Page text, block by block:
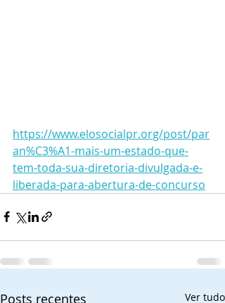
https://www.elosocialpr.org/post/par
an%C3%A1-mais-um-estado-que-
tem-toda-sua-diretoria-divulgada-e-
liberada-para-abertura-de-concurso
Posts recentes Ver tudo